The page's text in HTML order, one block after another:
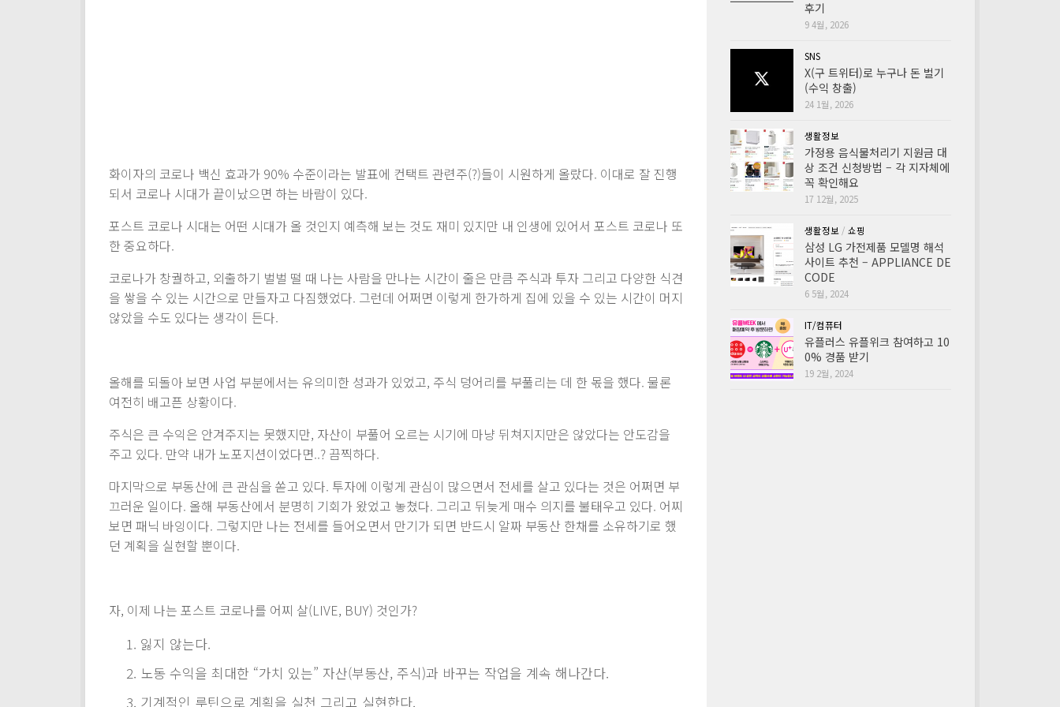
화이자의 코로나 백신 효과가 90% 수준이라는 발표에 컨택트 관련주(?)들이 시원하게 올랐다. 이대로 잘 진행
되서 코로나 시대가 끝이났으면 하는 바람이 있다.
포스트 코로나 시대는 어떤 시대가 올 것인지 예측해 보는 것도 재미 있지만 내 인생에 있어서 포스트 코로나 또
한 중요하다.
코로나가 창궐하고, 외출하기 벌벌 떨 때 나는 사람을 만나는 시간이 줄은 만큼 주식과 투자 그리고 다양한 식견
을 쌓을 수 있는 시간으로 만들자고 다짐했었다. 그런데 어쩌면 이렇게 한가하게 집에 있을 수 있는 시간이 머지
않았을 수도 있다는 생각이 든다.
올해를 되돌아 보면 사업 부분에서는 유의미한 성과가 있었고, 주식 덩어리를 부풀리는 데 한 몫을 했다. 물론
여전히 배고픈 상황이다.
주식은 큰 수익은 안겨주지는 못했지만, 자산이 부풀어 오르는 시기에 마냥 뒤쳐지지만은 않았다는 안도감을
주고 있다. 만약 내가 노포지션이었다면..? 끔찍하다.
마지막으로 부동산에 큰 관심을 쏟고 있다. 투자에 이렇게 관심이 많으면서 전세를 살고 있다는 것은 어쩌면 부
끄러운 일이다. 올해 부동산에서 분명히 기회가 왔었고 놓쳤다. 그리고 뒤늦게 매수 의지를 불태우고 있다. 어찌
보면 패닉 바잉이다. 그렇지만 나는 전세를 들어오면서 만기가 되면 반드시 알짜 부동산 한채를 소유하기로 했
던 계획을 실현할 뿐이다.
자, 이제 나는 포스트 코로나를 어찌 살(LIVE, BUY) 것인가?
잃지 않는다.
노동 수익을 최대한 “가치 있는” 자산(부동산, 주식)과 바꾸는 작업을 계속 해나간다.
기계적인 루틴으로 계획을 실천 그리고 실현한다.
후기
9 4월, 2026
SNS
X(구 트위터)로 누구나 돈 벌기
(수익 창출)
24 1월, 2026
생활정보
가정용 음식물처리기 지원금 대
상 조건 신청방법 – 각 지자체에
꼭 확인해요
17 12월, 2025
생활정보 / 쇼핑
삼성 LG 가전제품 모델명 해석
사이트 추천 – APPLIANCE DE
CODE
6 5월, 2024
IT/컴퓨터
유플러스 유플위크 참여하고 10
0% 경품 받기
19 2월, 2024